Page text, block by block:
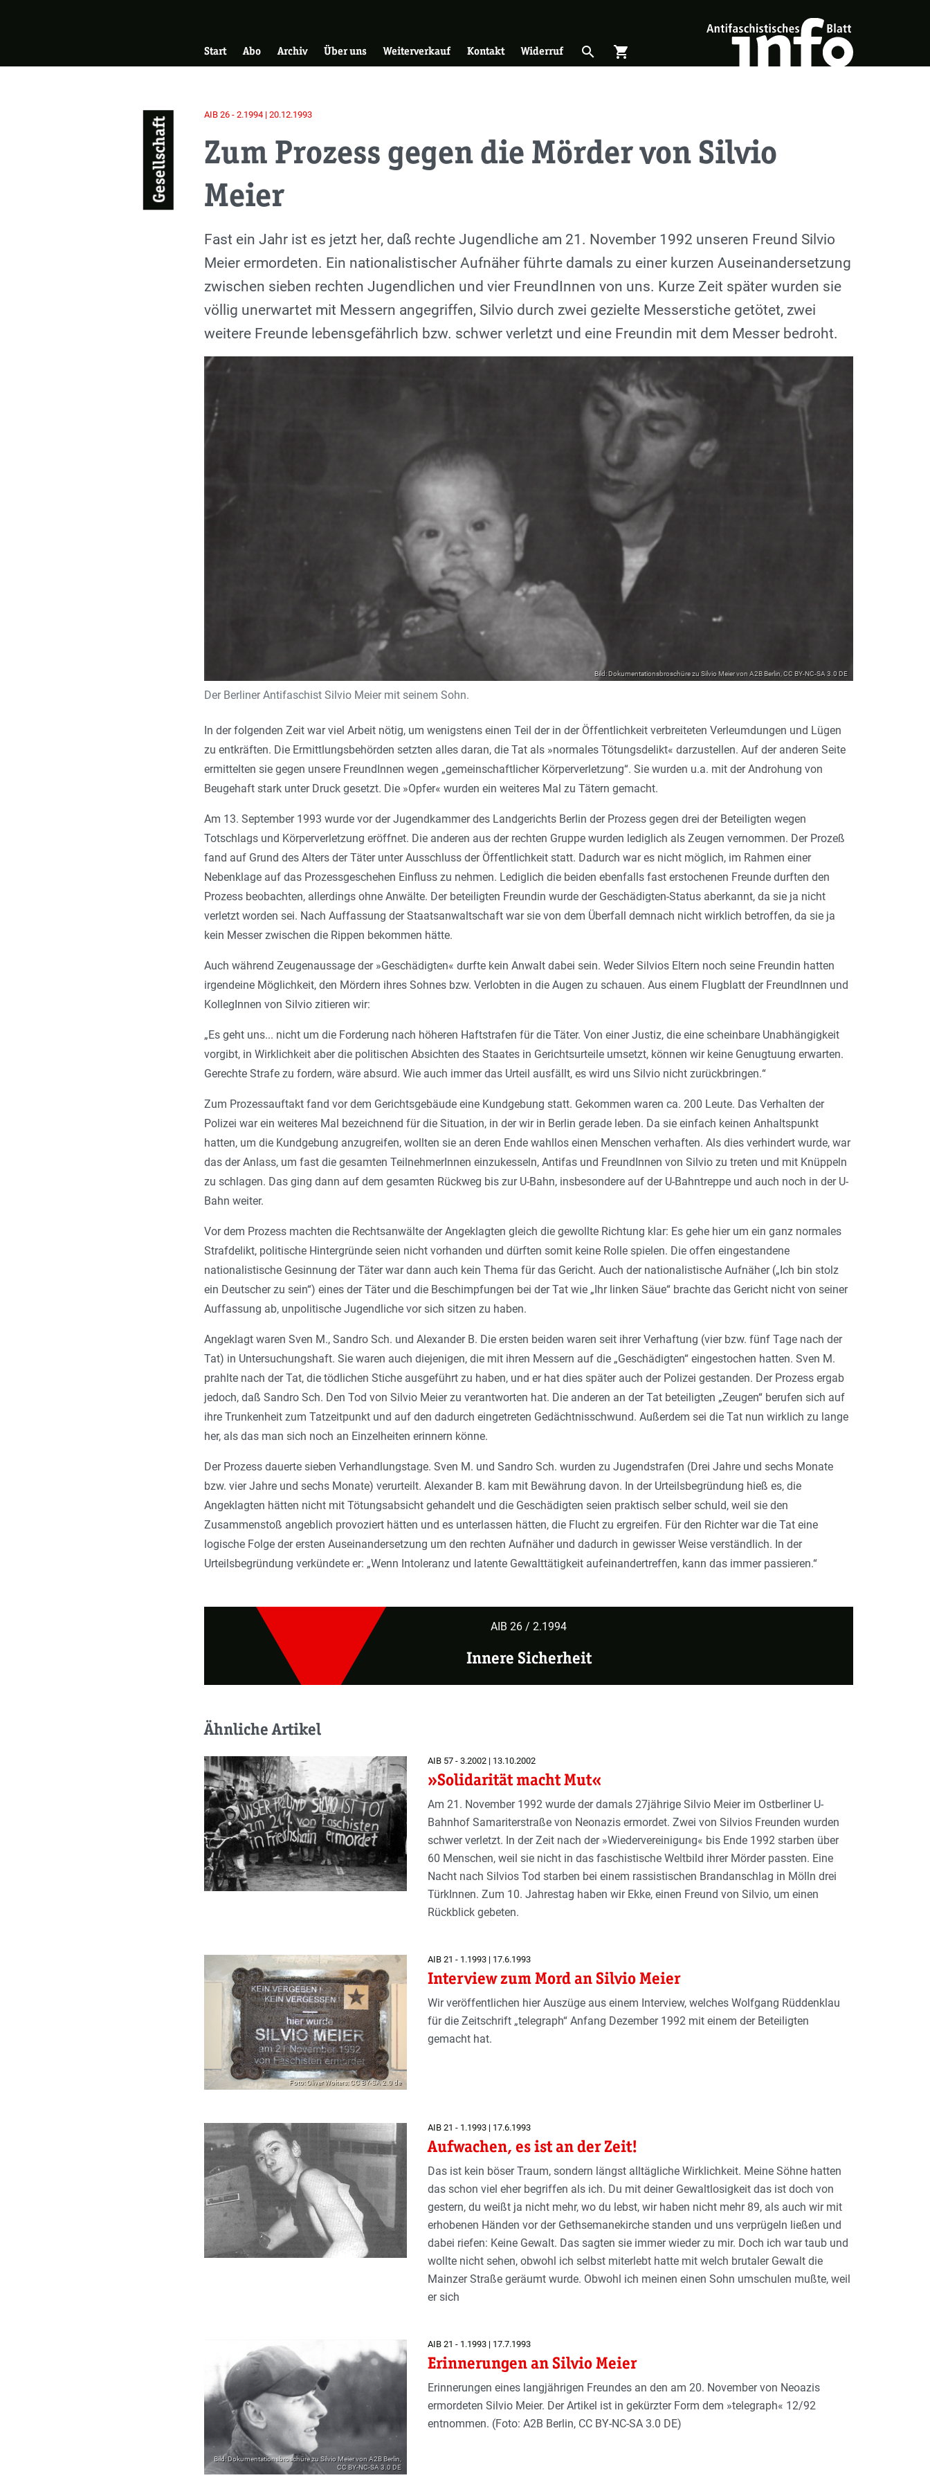
Hauptnavigation
Start Abo Archiv Über uns Weiterverkauf Kontakt Widerruf Suche öffnen
search Warenkorb öffnen
shopping_cart
Gesellschaft
AIB 26 - 2.1994 | 20.12.1993
Zum Prozess gegen die Mörder von Silvio
Meier
Einleitung
Fast ein Jahr ist es jetzt her, daß rechte Jugendliche am 21. November 1992 unseren Freund Silvio
Meier ermordeten. Ein nationalistischer Aufnäher führte damals zu einer kurzen Auseinandersetzung
zwischen sieben rechten Jugendlichen und vier FreundInnen von uns. Kurze Zeit später wurden sie
völlig unerwartet mit Messern angegriffen, Silvio durch zwei gezielte Messerstiche getötet, zwei
weitere Freunde lebensgefährlich bzw. schwer verletzt und eine Freundin mit dem Messer bedroht.
Bild: Dokumentationsbroschüre zu Silvio Meier von A2B Berlin, CC BY-NC-SA 3.0 DE
Der Berliner Antifaschist Silvio Meier mit seinem Sohn.
In der folgenden Zeit war viel Arbeit nötig, um wenigstens einen Teil der in der Öffentlichkeit verbreiteten Verleumdungen und Lügen
zu entkräften. Die Ermittlungsbehörden setzten alles daran, die Tat als »normales Tötungsdelikt« darzustellen. Auf der anderen Seite
ermittelten sie gegen unsere FreundInnen wegen „gemeinschaftlicher Körperverletzung“. Sie wurden u.a. mit der Androhung von
Beugehaft stark unter Druck gesetzt. Die »Opfer« wurden ein weiteres Mal zu Tätern gemacht.
Am 13. September 1993 wurde vor der Jugendkammer des Landgerichts Berlin der Prozess gegen drei der Beteiligten wegen
Totschlags und Körperverletzung eröffnet. Die anderen aus der rechten Gruppe wurden lediglich als Zeugen vernommen. Der Prozeß
fand auf Grund des Alters der Täter unter Ausschluss der Öffentlichkeit statt. Dadurch war es nicht möglich, im Rahmen einer
Nebenklage auf das Prozessgeschehen Einfluss zu nehmen. Lediglich die beiden ebenfalls fast erstochenen Freunde durften den
Prozess beobachten, allerdings ohne Anwälte. Der beteiligten Freundin wurde der Geschädigten-Status aberkannt, da sie ja nicht
verletzt worden sei. Nach Auffassung der Staatsanwaltschaft war sie von dem Überfall demnach nicht wirklich betroffen, da sie ja
kein Messer zwischen die Rippen bekommen hätte.
Auch während Zeugenaussage der »Geschädigten« durfte kein Anwalt dabei sein. Weder Silvios Eltern noch seine Freundin hatten
irgendeine Möglichkeit, den Mördern ihres Sohnes bzw. Verlobten in die Augen zu schauen. Aus einem Flugblatt der FreundInnen und
KollegInnen von Silvio zitieren wir:
„Es geht uns... nicht um die Forderung nach höheren Haftstrafen für die Täter. Von einer Justiz, die eine scheinbare Unabhängigkeit
vorgibt, in Wirklichkeit aber die politischen Absichten des Staates in Gerichtsurteile umsetzt, können wir keine Genugtuung erwarten.
Gerechte Strafe zu fordern, wäre absurd. Wie auch immer das Urteil ausfällt, es wird uns Silvio nicht zurückbringen.“
Zum Prozessauftakt fand vor dem Gerichtsgebäude eine Kundgebung statt. Gekommen waren ca. 200 Leute. Das Verhalten der
Polizei war ein weiteres Mal bezeichnend für die Situation, in der wir in Berlin gerade leben. Da sie einfach keinen Anhaltspunkt
hatten, um die Kundgebung anzugreifen, wollten sie an deren Ende wahllos einen Menschen verhaften. Als dies verhindert wurde, war
das der Anlass, um fast die gesamten TeilnehmerInnen einzukesseln, Antifas und FreundInnen von Silvio zu treten und mit Knüppeln
zu schlagen. Das ging dann auf dem gesamten Rückweg bis zur U-Bahn, insbesondere auf der U-Bahntreppe und auch noch in der U-
Bahn weiter.
Vor dem Prozess machten die Rechtsanwälte der Angeklagten gleich die gewollte Richtung klar: Es gehe hier um ein ganz normales
Strafdelikt, politische Hintergründe seien nicht vorhanden und dürften somit keine Rolle spielen. Die offen eingestandene
nationalistische Gesinnung der Täter war dann auch kein Thema für das Gericht. Auch der nationalistische Aufnäher („Ich bin stolz
ein Deutscher zu sein“) eines der Täter und die Beschimpfungen bei der Tat wie „Ihr linken Säue“ brachte das Gericht nicht von seiner
Auffassung ab, unpolitische Jugendliche vor sich sitzen zu haben.
Angeklagt waren Sven M., Sandro Sch. und Alexander B. Die ersten beiden waren seit ihrer Verhaftung (vier bzw. fünf Tage nach der
Tat) in Untersuchungshaft. Sie waren auch diejenigen, die mit ihren Messern auf die „Geschädigten“ eingestochen hatten. Sven M.
prahlte nach der Tat, die tödlichen Stiche ausgeführt zu haben, und er hat dies später auch der Polizei gestanden. Der Prozess ergab
jedoch, daß Sandro Sch. Den Tod von Silvio Meier zu verantworten hat. Die anderen an der Tat beteiligten „Zeugen“ berufen sich auf
ihre Trunkenheit zum Tatzeitpunkt und auf den dadurch eingetreten Gedächtnisschwund. Außerdem sei die Tat nun wirklich zu lange
her, als das man sich noch an Einzelheiten erinnern könne.
Der Prozess dauerte sieben Verhandlungstage. Sven M. und Sandro Sch. wurden zu Jugendstrafen (Drei Jahre und sechs Monate
bzw. vier Jahre und sechs Monate) verurteilt. Alexander B. kam mit Bewährung davon. In der Urteilsbegründung hieß es, die
Angeklagten hätten nicht mit Tötungsabsicht gehandelt und die Geschädigten seien praktisch selber schuld, weil sie den
Zusammenstoß angeblich provoziert hätten und es unterlassen hätten, die Flucht zu ergreifen. Für den Richter war die Tat eine
logische Folge der ersten Auseinandersetzung um den rechten Aufnäher und dadurch in gewisser Weise verständlich. In der
Urteilsbegründung verkündete er: „Wenn Intoleranz und latente Gewalttätigkeit aufeinandertreffen, kann das immer passieren.“
AIB 26 / 2.1994
Innere Sicherheit
Ähnliche Artikel
AIB 57 - 3.2002 | 13.10.2002
»Solidarität macht Mut«
Am 21. November 1992 wurde der damals 27jährige Silvio Meier im Ostberliner U-
Bahnhof Samariterstraße von Neonazis ermordet. Zwei von Silvios Freunden wurden
schwer verletzt. In der Zeit nach der »Wiedervereinigung« bis Ende 1992 starben über
60 Menschen, weil sie nicht in das faschistische Weltbild ihrer Mörder passten. Eine
Nacht nach Silvios Tod starben bei einem rassistischen Brandanschlag in Mölln drei
TürkInnen. Zum 10. Jahrestag haben wir Ekke, einen Freund von Silvio, um einen
Rückblick gebeten.
Foto: Oliver Wolters; CC BY-SA 2.0 de
AIB 21 - 1.1993 | 17.6.1993
Interview zum Mord an Silvio Meier
Wir veröffentlichen hier Auszüge aus einem Interview, welches Wolfgang Rüddenklau
für die Zeitschrift „telegraph“ Anfang Dezember 1992 mit einem der Beteiligten
gemacht hat.
AIB 21 - 1.1993 | 17.6.1993
Aufwachen, es ist an der Zeit!
Das ist kein böser Traum, sondern längst alltägliche Wirklichkeit. Meine Söhne hatten
das schon viel eher begriffen als ich. Du mit deiner Gewaltlosigkeit das ist doch von
gestern, du weißt ja nicht mehr, wo du lebst, wir haben nicht mehr 89, als auch wir mit
erhobenen Händen vor der Gethsemanekirche standen und uns verprügeln ließen und
dabei riefen: Keine Gewalt. Das sagten sie immer wieder zu mir. Doch ich war taub und
wollte nicht sehen, obwohl ich selbst miterlebt hatte mit welch brutaler Gewalt die
Mainzer Straße geräumt wurde. Obwohl ich meinen einen Sohn umschulen mußte, weil
er sich
Bild: Dokumentationsbroschüre zu Silvio Meier von A2B Berlin,
CC BY-NC-SA 3.0 DE
AIB 21 - 1.1993 | 17.7.1993
Erinnerungen an Silvio Meier
Erinnerungen eines langjährigen Freundes an den am 20. November von Neoazis
ermordeten Silvio Meier. Der Artikel ist in gekürzter Form dem »telegraph« 12/92
entnommen. (Foto: A2B Berlin, CC BY-NC-SA 3.0 DE)